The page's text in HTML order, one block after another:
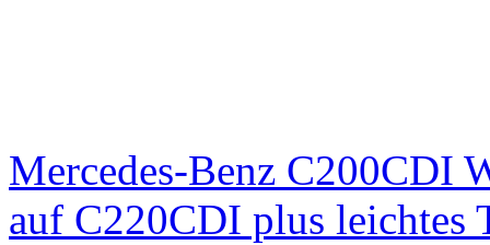
Mercedes-Benz C200CDI
auf C220CDI plus